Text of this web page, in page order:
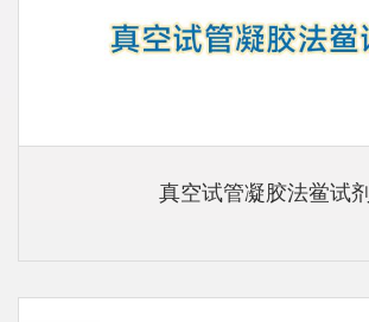
真空试管凝胶法鲎试剂